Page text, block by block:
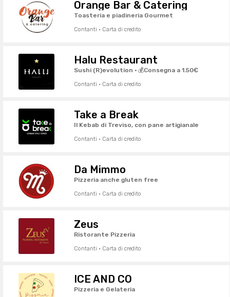
Orange Bar & Catering
Toasteria e piadineria Gourmet
Contanti · Carta di credito
Halu Restaurant
Sushi (R)evolution · 💰Consegna a 1.50€
Contanti · Carta di credito
Take a Break
Il Kebab di Treviso, con pane artigianale
Contanti · Carta di credito
Da Mimmo
Pizzeria anche gluten free
Contanti · Carta di credito
Zeus
Ristorante Pizzeria
Contanti · Carta di credito
ICE AND CO
Pizzeria e Gelateria